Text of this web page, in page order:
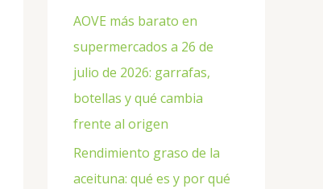
AOVE más barato en
supermercados a 26 de
julio de 2026: garrafas,
botellas y qué cambia
frente al origen
Rendimiento graso de la
aceituna: qué es y por qué